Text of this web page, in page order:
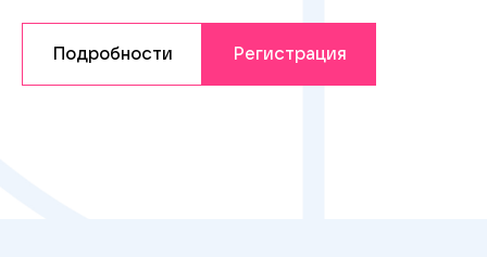
Подробности Регистрация